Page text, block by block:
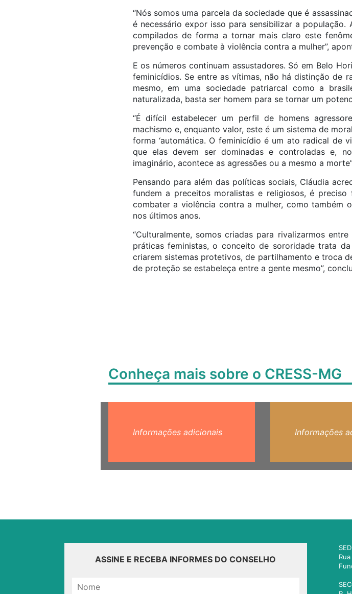
“Nós somos uma parcela da sociedade que é
é necessário expor isso para sensibilizar a
compilados de forma a tornar mais claro este
prevenção e combate à violência contra a mulher”,
E os números continuam assustadores. Só em Belo
feminicídios. Se entre as vítimas, não há distinção de
mesmo, em uma sociedade patriarcal como a
naturalizada, basta ser homem para se tornar um
“É difícil estabelecer um perfil de homens
machismo e, enquanto valor, este é um sistema de
forma ‘automática. O feminicídio é um ato radical de
que elas devem ser dominadas e controladas e,
imaginário, acontece as agressões ou a mesmo a
Pensando para além das políticas sociais, Cláudia
fundem a preceitos moralistas e religiosos, é
combater a violência contra a mulher, como também
nos últimos anos.
“Culturalmente, somos criadas para rivalizarmos
práticas feministas, o conceito de sororidade trata
criarem sistemas protetivos, de partilhamento e troca
de proteção se estabeleça entre a gente mesmo”,
Conheça mais sobre o CRESS-MG
Informações adicionais Informações
ASSINE E RECEBA INFORMES DO CONSELHO